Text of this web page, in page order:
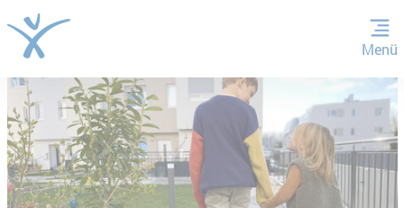
ZUM HAUPTINHALT SPRINGEN
ZUR SUCHE SPRINGEN
Menü